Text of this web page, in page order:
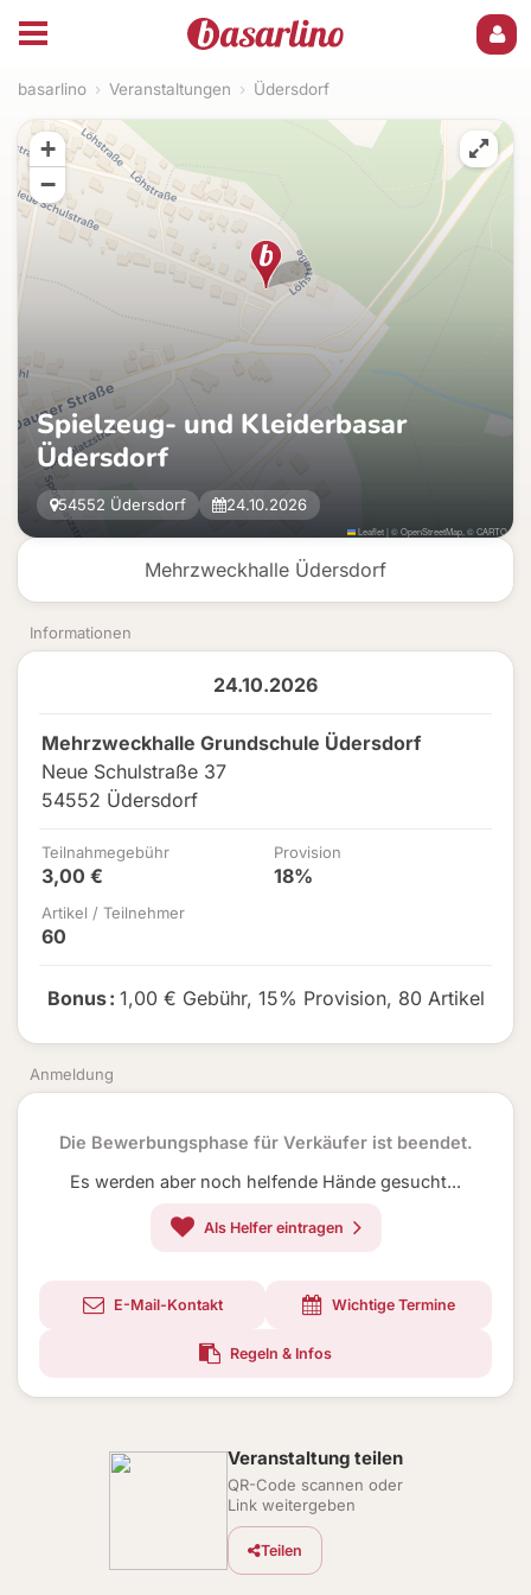
basarlino › Veranstaltungen › Üdersdorf
Mehrzweckhalle Üdersdorf
Informationen
Anmeldung
24.10.2026
Mehrzweckhalle Grundschule Üdersdorf
Neue Schulstraße 37
54552 Üdersdorf
Teilnahmegebühr
3,00 €
Provision
18%
Artikel / Teilnehmer
60
Bonus: 1,00 € Gebühr, 15% Provision, 80 Artikel
Die Bewerbungsphase für Verkäufer ist beendet.
Es werden aber noch helfende Hände gesucht...
Als Helfer eintragen
E-Mail-Kontakt Wichtige Termine
Regeln & Infos
Spielzeug- und Kleiderbasar
Üdersdorf
54552 Üdersdorf 24.10.2026
+
−
Leaflet|©OpenStreetMap , ©CARTO
Veranstaltung teilen
QR-Code scannen oder
Link weitergeben
Teilen